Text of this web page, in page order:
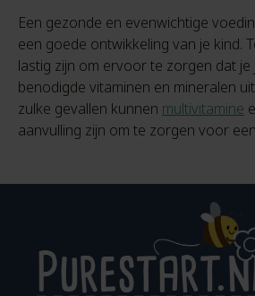
Een gezonde en evenwichtige
een goede ontwikkeling van je kind.
lastig zijn om ervoor te zorgen dat je
benodigde vitaminen en mineralen
zulke gevallen kunnen multivitamine
aanvulling zijn om te zorgen voor